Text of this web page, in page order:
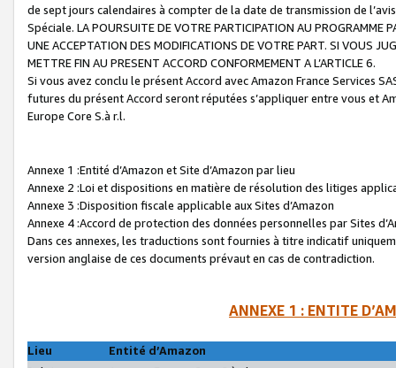
de sept jours calendaires à compter de la date de transmission de
Spéciale. LA POURSUITE DE VOTRE PARTICIPATION AU PROGRAMME
UNE ACCEPTATION DES MODIFICATIONS DE VOTRE PART. SI VOUS
METTRE FIN AU PRESENT ACCORD CONFORMEMENT A L’ARTICLE 6.
Si vous avez conclu le présent Accord avec Amazon France Services
futures du présent Accord seront réputées s’appliquer entre vous et
Europe Core S.à r.l.
Annexe 1 :Entité d’Amazon et Site d’Amazon par lieu
Annexe 2 :Loi et dispositions en matière de résolution des litiges
Annexe 3 :Disposition fiscale applicable aux Sites d’Amazon
Annexe 4 :Accord de protection des données personnelles par Sites
Dans ces annexes, les traductions sont fournies à titre indicatif
version anglaise de ces documents prévaut en cas de contradiction.
ANNEXE 1 : ENTITE
Lieu
Entité d’Amazon